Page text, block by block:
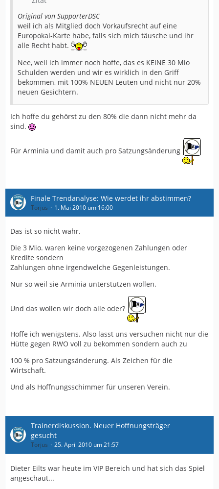
Original von SupporterDSC
weil ich als Mitglied doch Vorkaufsrecht auf eine
Europokal-Karte habe, falls sich mich täusche und ihr
alle Recht habt.
Nee, weil ich immer noch hoffe, das es KEINE 30 Mio
Schulden werden und wir es wirklich in den Griff
bekommen, mit 100% NEUEN Leuten und nicht nur 20%
neuen Gesichtern.
Ich hoffe du gehörst zu den 80% die dann nicht mehr da
sind.
Für Arminia und damit auch pro Satzungsänderung
Finale Trendanalyse: Wie werdet ihr abstimmen?
Torjus 1. Mai 2010 um 16:00
Das ist so nicht wahr.
Die 3 Mio. waren keine vorgezogenen Zahlungen oder
Kredite sondern
Zahlungen ohne irgendwelche Gegenleistungen.
Nur so weil sie Arminia unterstützen wollen.
Und das wollen wir doch alle oder?
Hoffe ich wenigstens. Also lasst uns versuchen nicht nur die
Hütte gegen RWO voll zu bekommen sondern auch zu
100 % pro Satzungsänderung. Als Zeichen für die
Wirtschaft.
Und als Hoffnungsschimmer für unseren Verein.
Trainerdiskussion. Neuer Hoffnungsträger
gesucht
Torjus 25. April 2010 um 21:57
Dieter Eilts war heute im VIP Bereich und hat sich das Spiel
angeschaut...